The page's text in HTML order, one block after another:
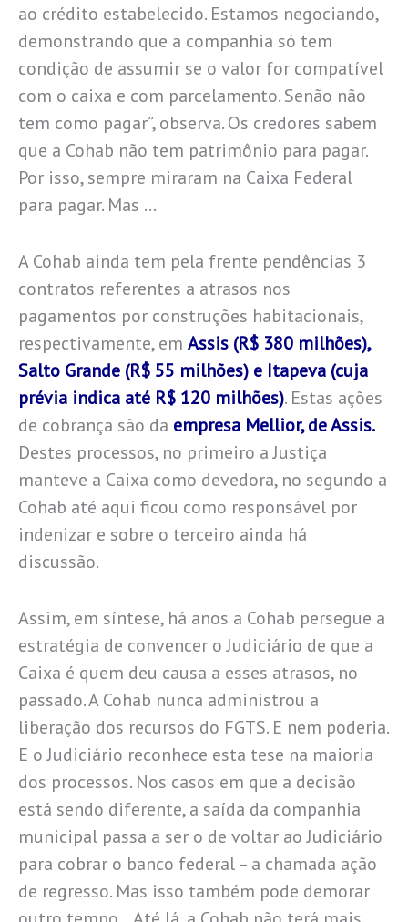
ao crédito estabelecido. Estamos negociando,
demonstrando que a companhia só tem
condição de assumir se o valor for compatível
com o caixa e com parcelamento. Senão não
tem como pagar”, observa. Os credores sabem
que a Cohab não tem patrimônio para pagar.
Por isso, sempre miraram na Caixa Federal
para pagar. Mas …
A Cohab ainda tem pela frente pendências 3
contratos referentes a atrasos nos
pagamentos por construções habitacionais,
respectivamente, em Assis (R$ 380 milhões),
Salto Grande (R$ 55 milhões) e Itapeva (cuja
prévia indica até R$ 120 milhões). Estas ações
de cobrança são da empresa Mellior, de Assis.
Destes processos, no primeiro a Justiça
manteve a Caixa como devedora, no segundo a
Cohab até aqui ficou como responsável por
indenizar e sobre o terceiro ainda há
discussão.
Assim, em síntese, há anos a Cohab persegue a
estratégia de convencer o Judiciário de que a
Caixa é quem deu causa a esses atrasos, no
passado. A Cohab nunca administrou a
liberação dos recursos do FGTS. E nem poderia.
E o Judiciário reconhece esta tese na maioria
dos processos. Nos casos em que a decisão
está sendo diferente, a saída da companhia
municipal passa a ser o de voltar ao Judiciário
para cobrar o banco federal – a chamada ação
de regresso. Mas isso também pode demorar